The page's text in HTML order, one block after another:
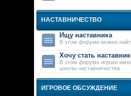
НАСТАВНИЧЕСТВО
Ищу наставника
В этом форуме можно
Хочу стать
В этом форуме игроки
школы наставничества
ИГРОВОЕ ОБСУЖДЕНИЕ